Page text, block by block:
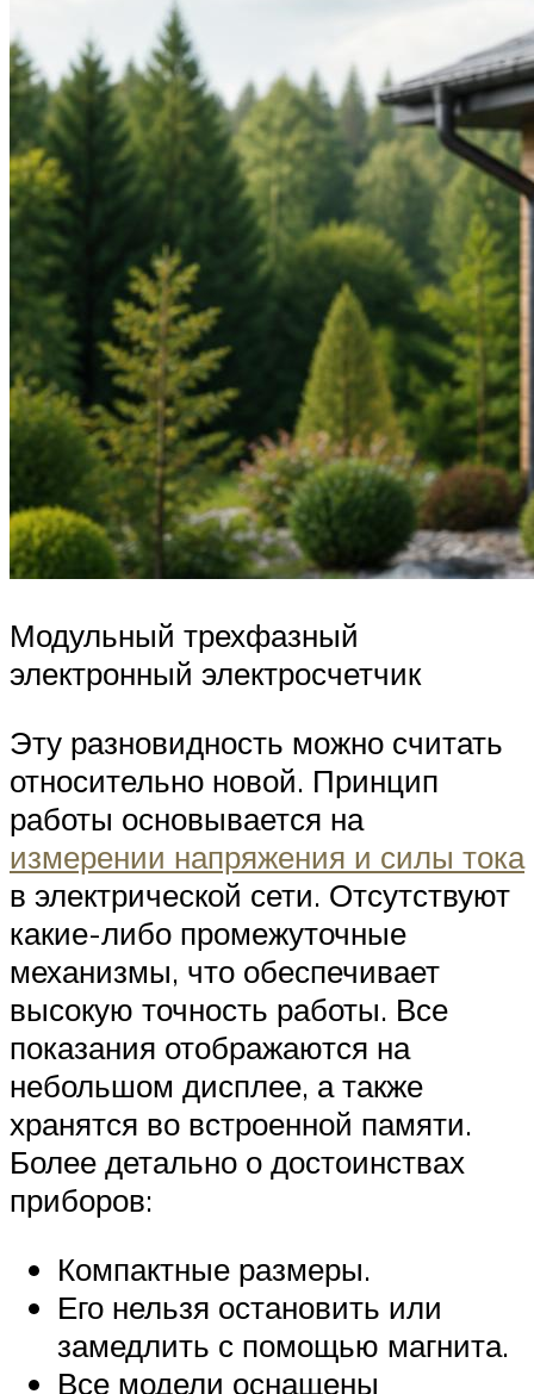
Модульный трехфазный
электронный электросчетчик
Эту разновидность можно считать
относительно новой. Принцип
работы основывается на
измерении напряжения и силы тока
в электрической сети. Отсутствуют
какие-либо промежуточные
механизмы, что обеспечивает
высокую точность работы. Все
показания отображаются на
небольшом дисплее, а также
хранятся во встроенной памяти.
Более детально о достоинствах
приборов:
Компактные размеры.
Его нельзя остановить или
замедлить с помощью магнита.
Все модели оснащены